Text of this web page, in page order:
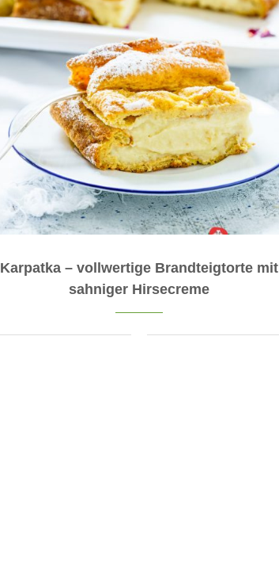
Karpatka – vollwertige Brandteigtorte mit
sahniger Hirsecreme